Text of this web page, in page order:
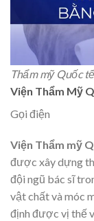
Thẩm mỹ Quốc
Viện Thẩm Mỹ
Gọi điện
Viện Thẩm mỹ
được xây dựng
đội ngũ bác sĩ
vật chất và móc
định được vị thế